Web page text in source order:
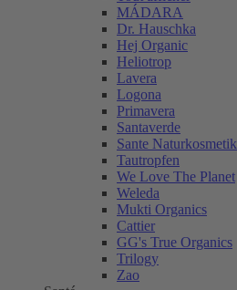
MÁDARA
Dr. Hauschka
Hej Organic
Heliotrop
Lavera
Logona
Primavera
Santaverde
Sante Naturkosmetik
Tautropfen
We Love The Planet
Weleda
Mukti Organics
Cattier
GG's True Organics
Trilogy
Zao